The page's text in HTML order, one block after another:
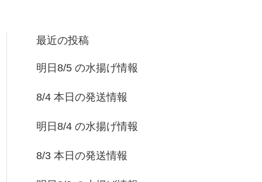
最近の投稿
明日8/5 の水揚げ情報
8/4 本日の発送情報
明日8/4 の水揚げ情報
8/3 本日の発送情報